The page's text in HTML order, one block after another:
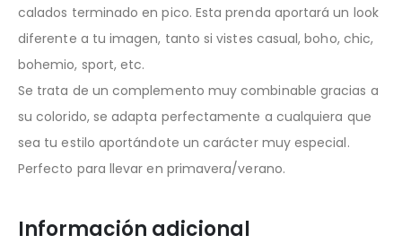
calados terminado en pico. Esta prenda aportará un look
diferente a tu imagen, tanto si vistes casual, boho, chic,
bohemio, sport, etc.
Se trata de un complemento muy combinable gracias a
su colorido, se adapta perfectamente a cualquiera que
sea tu estilo aportándote un carácter muy especial.
Perfecto para llevar en primavera/verano.
Información adicional